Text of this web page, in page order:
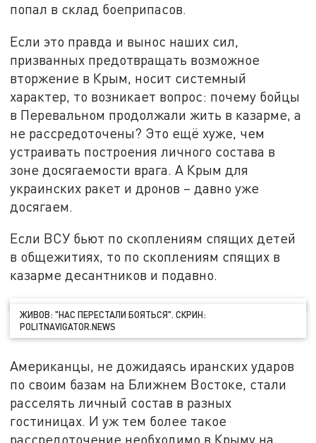
попал в склад боеприпасов.
Если это правда и вынос наших сил,
призванных предотвращать возможное
вторжение в Крым, носит системный
характер, то возникает вопрос: почему бойцы
в Перевальном продолжали жить в казарме, а
не рассредоточены? Это ещё хуже, чем
устраивать построения личного состава в
зоне досягаемости врага. А Крым для
украинских ракет и дронов – давно уже
досягаем.
Если ВСУ бьют по скоплениям спящих детей
в общежитиях, то по скоплениям спящих в
казарме десантников и подавно.
ЖИВОВ: "НАС ПЕРЕСТАЛИ БОЯТЬСЯ". СКРИН:
POLITNAVIGATOR.NEWS
Американцы, не дожидаясь иранских ударов
по своим базам на Ближнем Востоке, стали
расселять личный состав в разных
гостиницах. И уж тем более такое
рассредоточение необходимо в Крыму на